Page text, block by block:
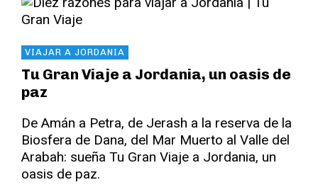
VIAJAR A JORDANIA
Tu Gran Viaje a Jordania, un oasis de
paz
De Amán a Petra, de Jerash a la reserva de la
Biosfera de Dana, del Mar Muerto al Valle del
Arabah: sueña Tu Gran Viaje a Jordania, un
oasis de paz.